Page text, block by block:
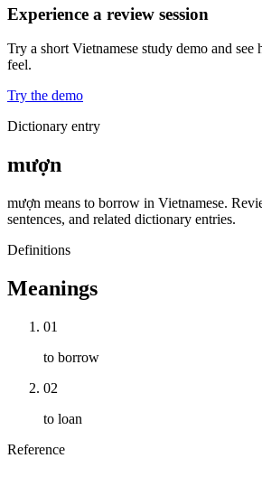
Experience a review session
Try a short Vietnamese study demo and see
feel.
Try the demo
Dictionary entry
mượn
mượn means to borrow in Vietnamese.
sentences, and related dictionary entries.
Definitions
Meanings
01
to borrow
02
to loan
Reference